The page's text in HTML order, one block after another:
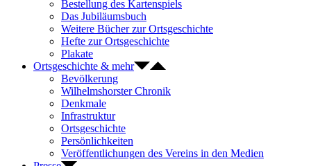
Bestellung des Kartenspiels
Das Jubiläumsbuch
Weitere Bücher zur Ortsgeschichte
Hefte zur Ortsgeschichte
Plakate
Ortsgeschichte & mehr
Bevölkerung
Wilhelmshorster Chronik
Denkmale
Infrastruktur
Ortsgeschichte
Persönlichkeiten
Veröffentlichungen des Vereins in den Medien